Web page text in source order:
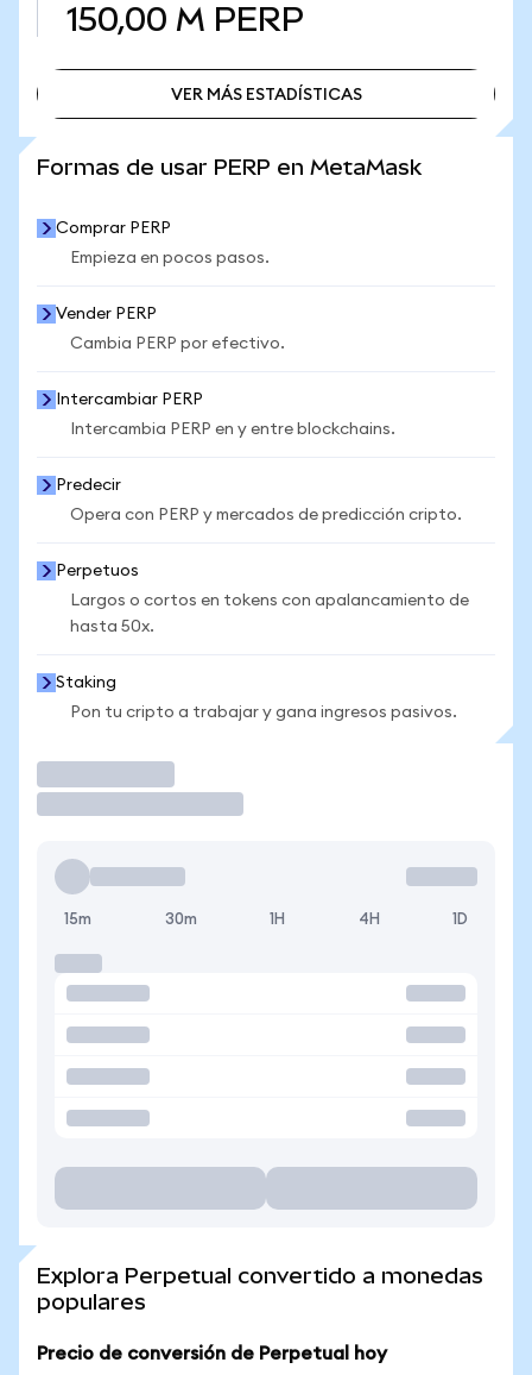
150,00 M PERP
VER MÁS ESTADÍSTICAS
Formas de usar PERP en MetaMask
Comprar PERP
Empieza en pocos pasos.
Vender PERP
Cambia PERP por efectivo.
Intercambiar PERP
Intercambia PERP en y entre blockchains.
Predecir
Opera con PERP y mercados de predicción cripto.
Perpetuos
Largos o cortos en tokens con apalancamiento de
hasta 50x.
Staking
Pon tu cripto a trabajar y gana ingresos pasivos.
15m 30m 1H 4H 1D
Explora Perpetual convertido a monedas
populares
Precio de conversión de Perpetual hoy